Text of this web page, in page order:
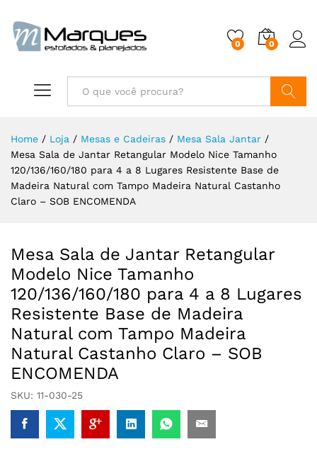
0 0
Home / Loja / Mesas e Cadeiras / Mesa Sala Jantar /
Mesa Sala de Jantar Retangular Modelo Nice Tamanho
120/136/160/180 para 4 a 8 Lugares Resistente Base de
Madeira Natural com Tampo Madeira Natural Castanho
Claro – SOB ENCOMENDA
Mesa Sala de Jantar Retangular
Modelo Nice Tamanho
120/136/160/180 para 4 a 8 Lugares
Resistente Base de Madeira
Natural com Tampo Madeira
Natural Castanho Claro – SOB
ENCOMENDA
SKU: 11-030-25